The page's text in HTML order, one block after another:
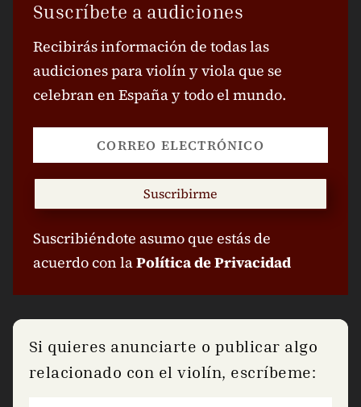
Suscríbete a audiciones
Recibirás información de todas las
audiciones para violín y viola que se
celebran en España y todo el mundo.
Suscribirme
Suscribiéndote asumo que estás de
acuerdo con laPolítica de Privacidad
Si quieres anunciarte o publicar algo
relacionado con el violín, escríbeme: